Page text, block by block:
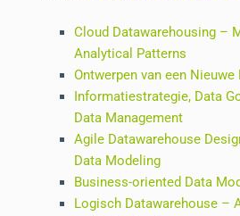
Cloud Datawarehousing –
Analytical Patterns
Ontwerpen van een
Informatiestrategie, Data
Data Management
Agile Datawarehouse
Data Modeling
Business-oriented Data
Logisch Datawarehouse –